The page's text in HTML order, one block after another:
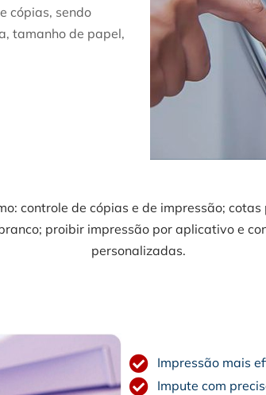
cópias, sendo
tamanho de papel,
controle de cópias e de impressão;
proibir impressão por aplicativo e
personalizadas.
Impressão mais
Impute com